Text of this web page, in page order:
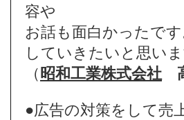
容や
お話も面白かったで
していきたいと思いま
（ 昭和工業株式会社
●広告の対策をして売